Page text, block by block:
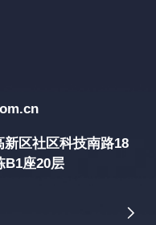
区社区科技南路18
B1座20层